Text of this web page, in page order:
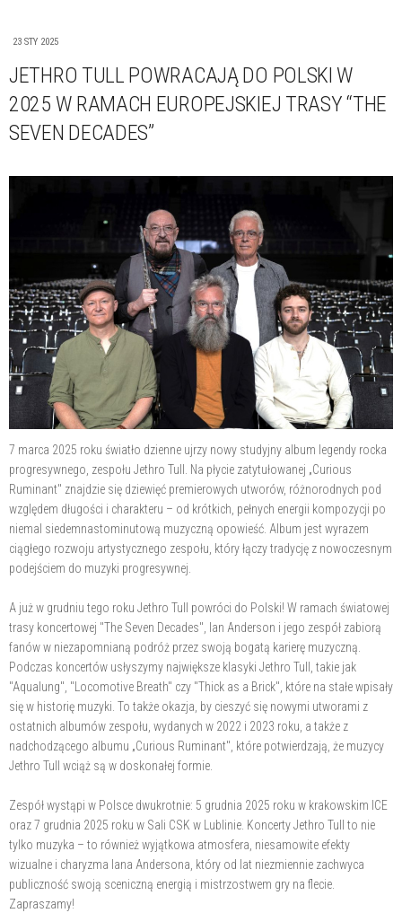
23 STY 2025
JETHRO TULL POWRACAJĄ DO POLSKI W
2025 W RAMACH EUROPEJSKIEJ TRASY “THE
SEVEN DECADES”
7 marca 2025 roku światło dzienne ujrzy nowy studyjny album legendy rocka
progresywnego, zespołu Jethro Tull. Na płycie zatytułowanej „Curious
Ruminant" znajdzie się dziewięć premierowych utworów, różnorodnych pod
względem długości i charakteru – od krótkich, pełnych energii kompozycji po
niemal siedemnastominutową muzyczną opowieść. Album jest wyrazem
ciągłego rozwoju artystycznego zespołu, który łączy tradycję z nowoczesnym
podejściem do muzyki progresywnej.
A już w grudniu tego roku Jethro Tull powróci do Polski! W ramach światowej
trasy koncertowej "The Seven Decades", Ian Anderson i jego zespół zabiorą
fanów w niezapomnianą podróż przez swoją bogatą karierę muzyczną.
Podczas koncertów usłyszymy największe klasyki Jethro Tull, takie jak
"Aqualung", "Locomotive Breath" czy "Thick as a Brick", które na stałe wpisały
się w historię muzyki. To także okazja, by cieszyć się nowymi utworami z
ostatnich albumów zespołu, wydanych w 2022 i 2023 roku, a także z
nadchodzącego albumu „Curious Ruminant", które potwierdzają, że muzycy
Jethro Tull wciąż są w doskonałej formie.
Zespół wystąpi w Polsce dwukrotnie: 5 grudnia 2025 roku w krakowskim ICE
oraz 7 grudnia 2025 roku w Sali CSK w Lublinie. Koncerty Jethro Tull to nie
tylko muzyka – to również wyjątkowa atmosfera, niesamowite efekty
wizualne i charyzma Iana Andersona, który od lat niezmiennie zachwyca
publiczność swoją sceniczną energią i mistrzostwem gry na flecie.
Zapraszamy!